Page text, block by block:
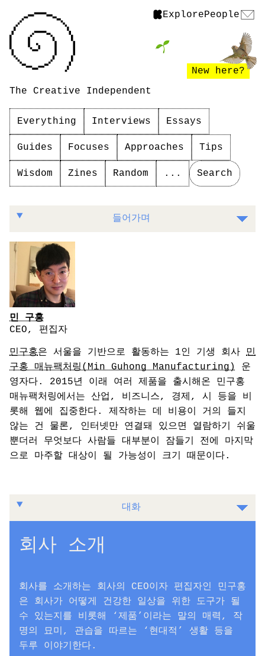
ExplorePeople
The Creative Independent
New here?
Everything Interviews Essays
Guides Focuses Approaches Tips
Wisdom Zines Random ... Search
회사 소개
들어가며
민 구홍
CEO, 편집자
민구홍은 서울을 기반으로 활동하는 1인 기생 회사 민
구홍 매뉴팩처링(Min Guhong Manufacturing) 운
영자다. 2015년 이래 여러 제품을 출시해온 민구홍
매뉴팩처링에서는 산업, 비즈니스, 경제, 시 등을 비
롯해 웹에 집중한다. 제작하는 데 비용이 거의 들지
않는 건 물론, 인터넷만 연결돼 있으면 열람하기 쉬울
뿐더러 무엇보다 사람들 대부분이 잠들기 전에 마지막
으로 마주할 대상이 될 가능성이 크기 때문이다.
대화
회사 소개
회사를 소개하는 회사의 CEO이자 편집자인 민구홍
은 회사가 어떻게 건강한 일상을 위한 도구가 될
수 있는지를 비롯해 ‘제품’이라는 말의 매력, 작
명의 묘미, 관습을 따르는 ‘현대적’ 생활 등을
두루 이야기한다.